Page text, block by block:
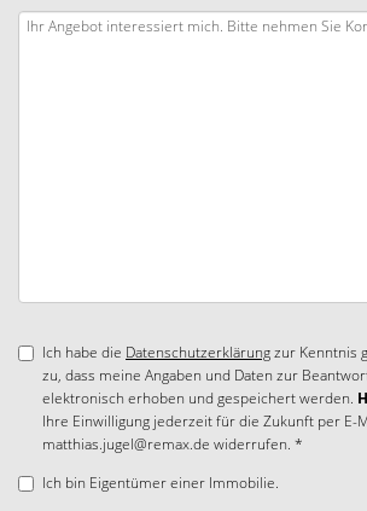
Ich habe die Datenschutzerklärungzur Kenntnis
zu, dass meine Angaben und Daten zur
elektronisch erhoben und gespeichert werden.
Ihre Einwilligung jederzeit für die Zukunft per E-
matthias.jugel@remax.de widerrufen. *
Ich bin Eigentümer einer Immobilie.